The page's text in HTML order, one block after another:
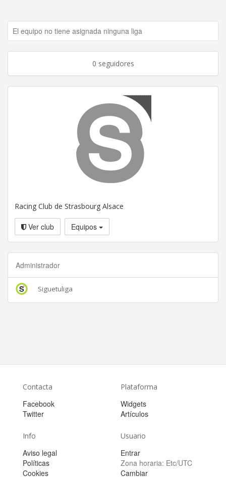
El equipo no tiene asignada ninguna liga
0 seguidores
Racing Club de Strasbourg Alsace
Ver club Equipos
Administrador
Siguetuliga
Contacta
Facebook
Twitter
Plataforma
Widgets
Artículos
Info
Aviso legal
Políticas
Cookies
Usuario
Entrar
Zona horaria: Etc/UTC
Cambiar